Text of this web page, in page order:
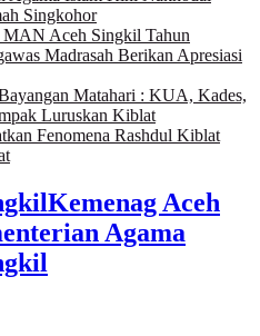
Singkohor
Aceh Singkil Tahun
Madrasah Berikan Apresiasi
Matahari : KUA, Kades,
Luruskan Kiblat
Fenomena Rashdul Kiblat
Kemenag Aceh
Agama